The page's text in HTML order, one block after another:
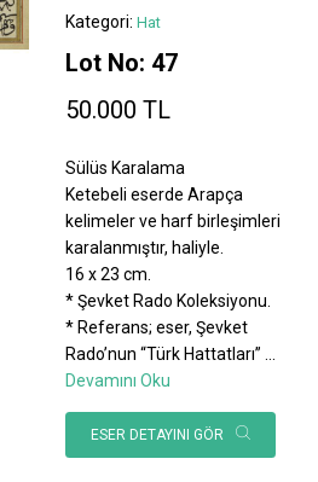
Kategori: Hat
Lot No: 47
50.000 TL
Sülüs Karalama
Ketebeli eserde Arapça
kelimeler ve harf birleşimleri
karalanmıştır, haliyle.
16 x 23 cm.
* Şevket Rado Koleksiyonu.
* Referans; eser, Şevket
Rado’nun “Türk Hattatları”
Devamını Oku
ESER DETAYINI GÖR